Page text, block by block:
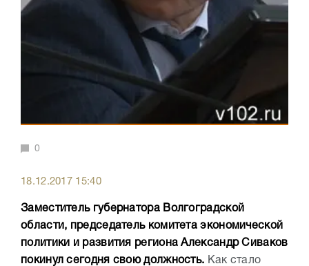
0
18.12.2017 15:40
Заместитель губернатора Волгоградской
области, председатель комитета экономической
политики и развития региона Александр Сиваков
покинул сегодня свою должность. Как стало